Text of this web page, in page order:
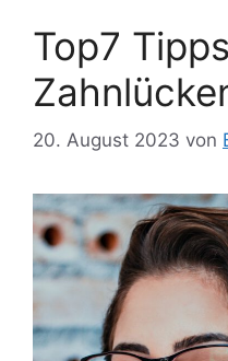
Top7
20. August 2023 von